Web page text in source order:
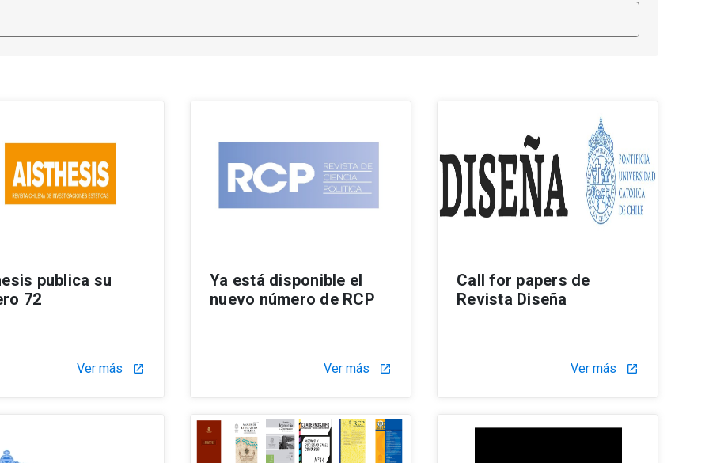
publica su
72
Ver más launch
Ya está disponible el
nuevo número de RCP
Ver más launch
Call for papers de
Revista Diseña
Ver más launch